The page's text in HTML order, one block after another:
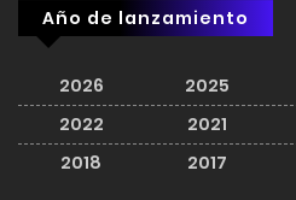
Año de lanzamiento
2026 2025
2022
2021
2018
2017